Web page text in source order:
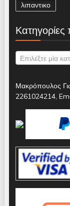
λιπαντικο
Κατηγορίες
Επιλέξτε μία
Μακρόπουλος
2261024214,